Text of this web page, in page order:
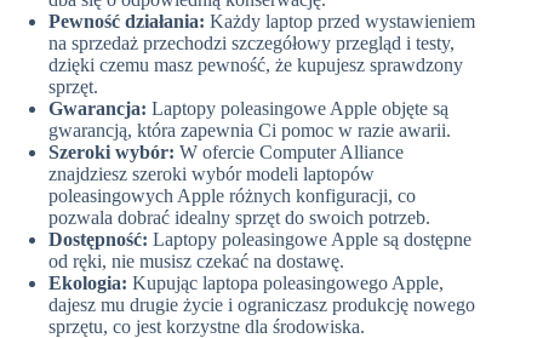
Pewność działania: Każdy laptop przed wystawieniem
na sprzedaż przechodzi szczegółowy przegląd i testy,
dzięki czemu masz pewność, że kupujesz sprawdzony
sprzęt.
Gwarancja: Laptopy poleasingowe Apple objęte są
gwarancją, która zapewnia Ci pomoc w razie awarii.
Szeroki wybór: W ofercie Computer Alliance
znajdziesz szeroki wybór modeli laptopów
poleasingowych Apple różnych konfiguracji, co
pozwala dobrać idealny sprzęt do swoich potrzeb.
Dostępność: Laptopy poleasingowe Apple są dostępne
od ręki, nie musisz czekać na dostawę.
Ekologia: Kupując laptopa poleasingowego Apple,
dajesz mu drugie życie i ograniczasz produkcję nowego
sprzętu, co jest korzystne dla środowiska.